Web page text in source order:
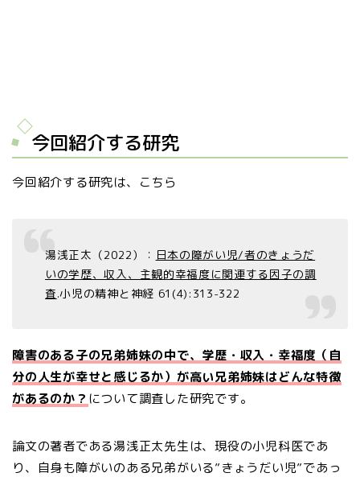
今回紹介する研究
今回紹介する研究は、こちら
湯浅正太（2022）： 日本の障がい児/者のきょうだ
いの学歴、収入、主観的幸福度に関連する因子の調
査.小児の精神と神経 61(4):313-322
障害のある子の兄弟姉妹の中で、学歴・収入・幸福度（自
分の人生が幸せと感じるか）が高い兄弟姉妹はどんな特徴
があるのか？ について調査した研究です。
論文の著者である湯浅正太先生は、現役の小児科医であ
り、自身も障がいのある兄弟がいる”きょうだい児”であっ